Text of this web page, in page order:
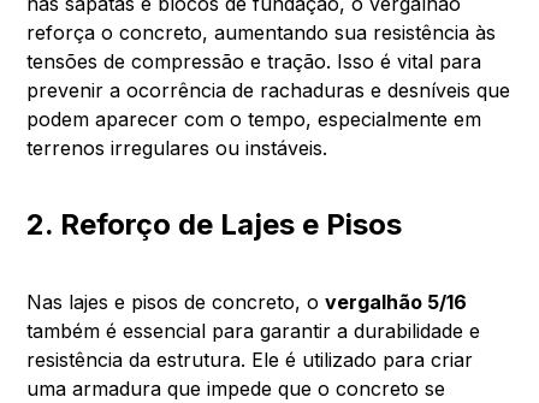
reforça o concreto, aumentando sua resistência às
tensões de compressão e tração. Isso é vital para
prevenir a ocorrência de rachaduras e desníveis que
podem aparecer com o tempo, especialmente em
terrenos irregulares ou instáveis.
2. Reforço de Lajes e Pisos
Nas lajes e pisos de concreto, overgalhão 5/16
também é essencial para garantir a durabilidade e
resistência da estrutura. Ele é utilizado para criar
uma armadura que impede que o concreto se